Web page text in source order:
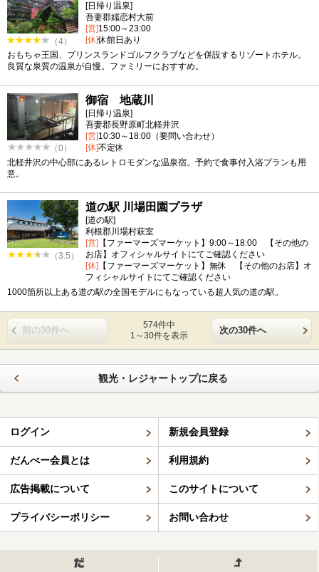
（4）
[日帰り温泉]
吾妻郡嬬恋村大前
[営]15:00～23:00
[休]休館日あり
おもちゃ王国、プリンスランドゴルフクラブなどを併設するリゾートホテル。
良質な泉質の温泉が自慢。ファミリーにおすすめ。
（0）
御宿 地蔵川
[日帰り温泉]
吾妻郡長野原町北軽井沢
[営]10:30～18:00（要問い合わせ）
[休]不定休
北軽井沢の中心部にあるレトロモダンな温泉宿。予約で食事付入浴プランも用
意。
（3.5）
道の駅 川場田園プラザ
[道の駅]
利根郡川場村萩室
[営] 【ファーマーズマーケット】9:00～18:00 【その他の
お店】オフィシャルサイトにてご確認ください
[休] 【ファーマーズマーケット】無休 【その他のお店】オ
フィシャルサイトにてご確認ください
1000箇所以上ある道の駅の全国モデルにもなっている超人気の道の駅。
前の30件へ
574件中
1～30件を表示
次の30件へ
観光・レジャートップに戻る
ログイン 新規会員登録
だんべー会員とは 利用規約
広告掲載について このサイトについて
プライバシーポリシー お問い合わせ